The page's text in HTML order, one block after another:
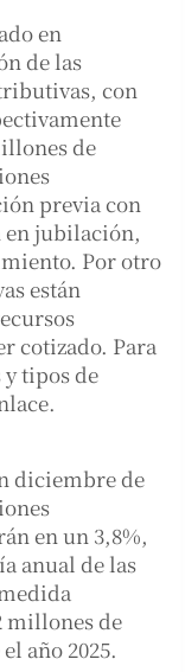
en
de las
con
de
previa con
en jubilación,
Por otro
están
cotizado. Para
tipos de
diciembre de
en un 3,8%,
anual de las
millones de
año 2025.